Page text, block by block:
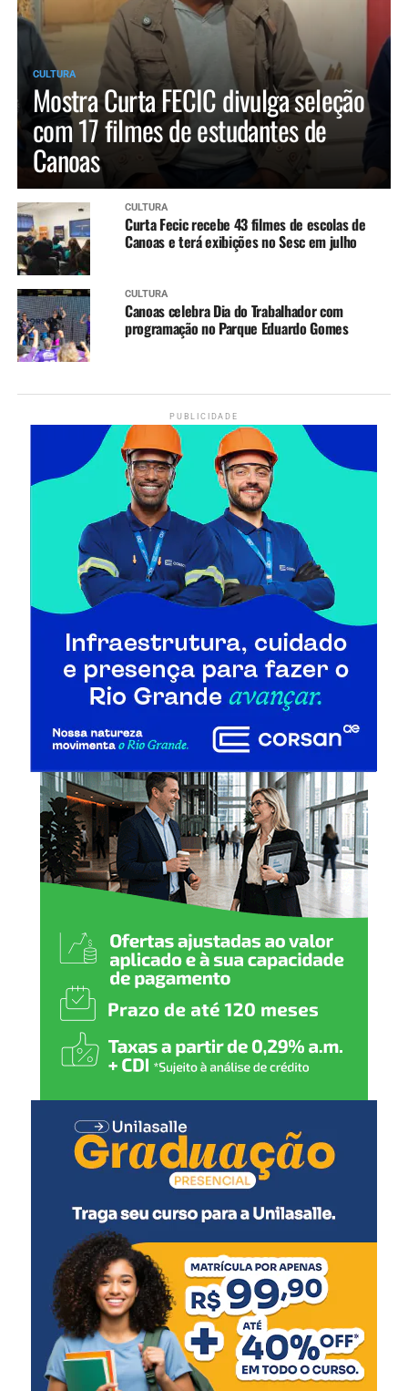
CULTURA
Mostra Curta FECIC divulga seleção
com 17 filmes de estudantes de
Canoas
CULTURA
Curta Fecic recebe 43 filmes de escolas de
Canoas e terá exibições no Sesc em julho
CULTURA
Canoas celebra Dia do Trabalhador com
programação no Parque Eduardo Gomes
PUBLICIDADE